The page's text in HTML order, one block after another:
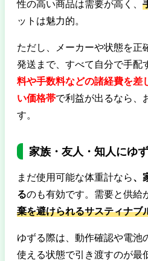
性の高い商品は需要が高く、
ットは魅力的。
ただし、メーカーや状態を正
発送まで、すべて自分で手配
料や手数料などの諸経費を差
い価格帯で利益が出るなら、
す。
家族・友人・知人にゆ
まだ使用可能な体重計なら、
るのも有効です。需要と供給
棄を避けられるサスティナブ
ゆずる際は、動作確認や電池
使える状態で引き渡すのが最